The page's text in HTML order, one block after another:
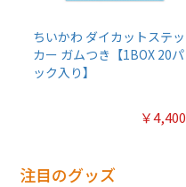
ちいかわ ダイカットステッ
カー ガムつき【1BOX 20パ
ック入り】
￥4,400
注目のグッズ